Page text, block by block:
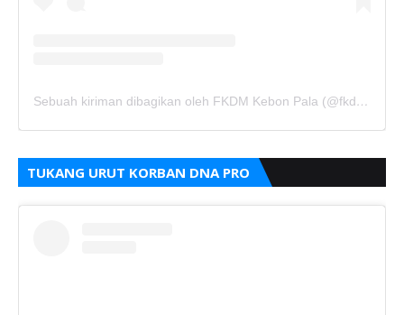
Sebuah kiriman dibagikan oleh FKDM Kebon Pala (@fkdm_kebonpala)
TUKANG URUT KORBAN DNA PRO